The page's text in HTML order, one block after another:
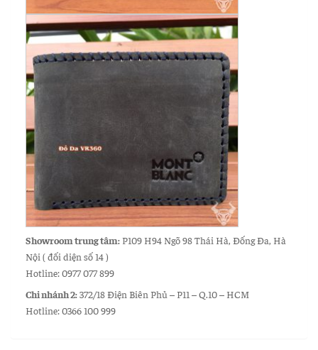
Showroom trung tâm:P109 H94 Ngõ 98 Thái Hà, Đống Đa, Hà
Nội ( đối diện số 14 )
Hotline: 0977 077 899
Chi nhánh 2:372/18 Điện Biên Phủ – P11 – Q.10 – HCM
Hotline: 0366 100 999